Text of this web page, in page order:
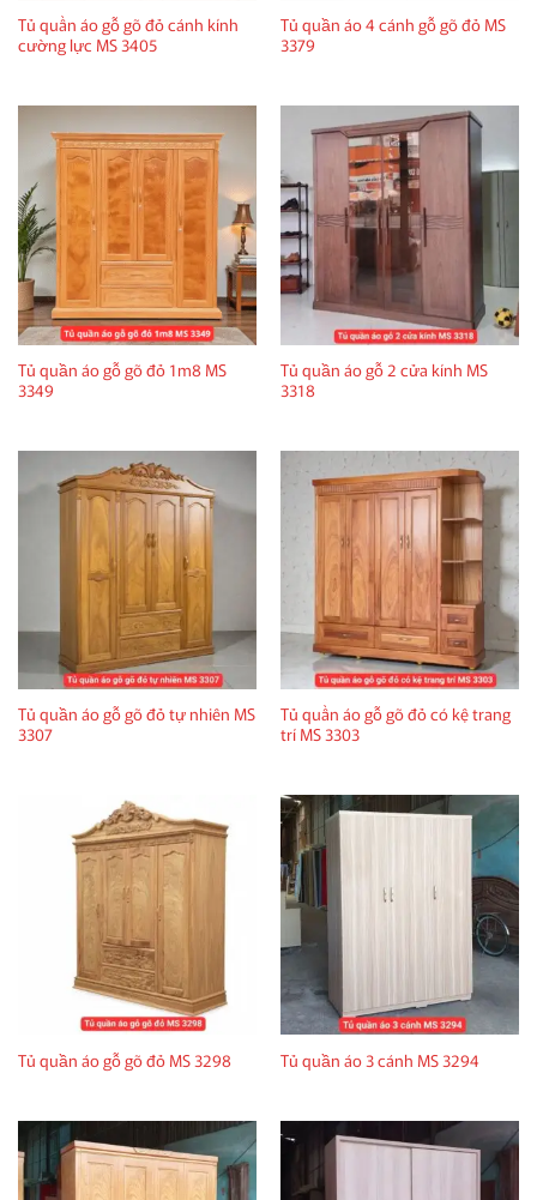
Tủ quần áo gỗ gõ đỏ cánh kính
cường lực MS 3405
Tủ quần áo 4 cánh gỗ gõ đỏ MS
3379
Tủ quần áo gỗ gõ đỏ 1m8 MS
3349
Tủ quần áo gỗ 2 cửa kính MS
3318
Tủ quần áo gỗ gõ đỏ tự nhiên MS
3307
Tủ quần áo gỗ gõ đỏ có kệ trang
trí MS 3303
Tủ quần áo gỗ gõ đỏ MS 3298 Tủ quần áo 3 cánh MS 3294